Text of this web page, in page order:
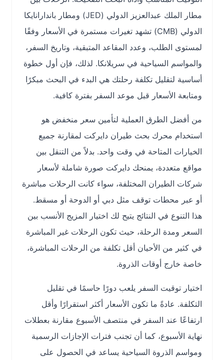
مطار الملك عبدالعزيز الدولي (JED) ومطار باندارانايكا
الدولي (CMB) تشهد تغيرات مستمرة في الأسعار وفقًا
لمستوى الطلب، وعدد المقاعد المتبقية، وتاريخ السفر،
والمواسم السياحية في سريلانكا. لذلك، فإن أول خطوة
أساسية لتقليل تكلفة رحلتك هي البدء في البحث مبكرًا
ومتابعة الأسعار قبل موعد السفر بفترة كافية.
من أفضل الطرق العملية لتأمين سعر منخفض هو
استخدام محرك بحث طيران دايركت لمقارنة جميع
الخيارات المتاحة في وقت واحد. بدلاً من التنقل بين
مواقع متعددة، يمنحك دايركت صورة شاملة لأسعار
شركات الطيران المختلفة، سواء كانت الرحلات مباشرة
أو عبر محطات توقف مثل دبي أو الدوحة أو مسقط.
هذا التنوع في النتائج يتيح لك اختيار المزيج الأنسب بين
السعر ومدة الرحلة، حيث تكون الرحلات غير المباشرة
في كثير من الأحيان أقل تكلفة من الرحلات المباشرة،
خاصة خارج أوقات الذروة.
اختيار توقيت السفر يلعب دورًا حاسمًا في تقليل
التكلفة. عادةً ما تكون الأسعار أكثر استقرارًا وأقل
ارتفاعًا عند السفر في منتصف الأسبوع مقارنة بعطلات
نهاية الأسبوع، كما أن تجنب فترات الإجازات الرسمية
ومواسم الذروة السياحية يساعد في الحصول على